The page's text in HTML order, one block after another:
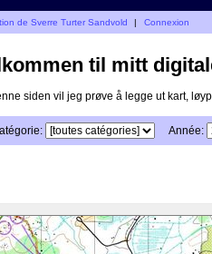
de Sverre Turter Sandvold | Connexion
til mitt
siden vil jeg prøve å legge ut kart,
Année: